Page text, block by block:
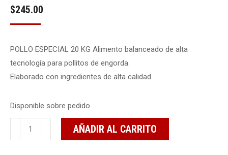
$245.00
POLLO ESPECIAL 20 KG Alimento balanceado de alta
tecnología para pollitos de engorda.
Elaborado con ingredientes de alta calidad.
Disponible sobre pedido
AÑADIR AL CARRITO